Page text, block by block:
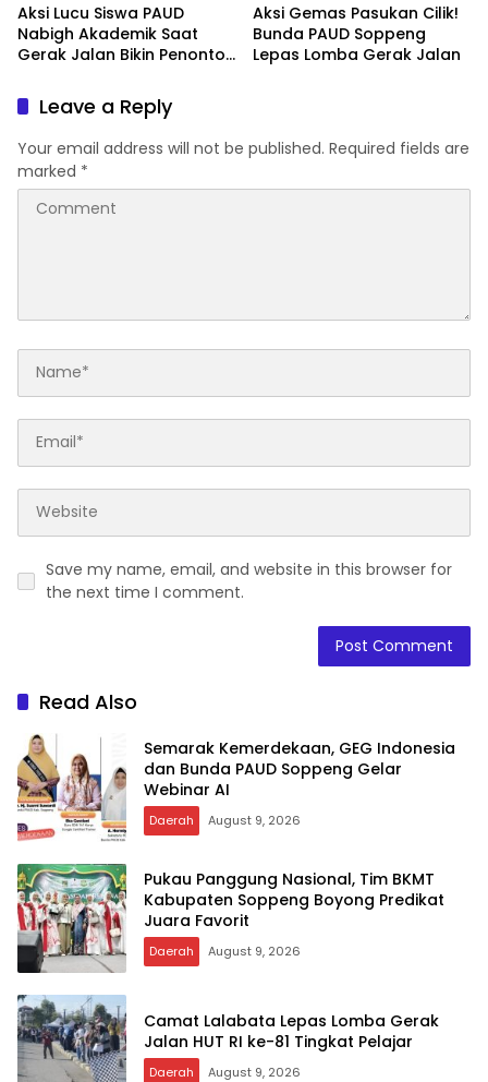
Aksi Lucu Siswa PAUD
Nabigh Akademik Saat
Gerak Jalan Bikin Penonton
Aksi Gemas Pasukan Cilik!
Bunda PAUD Soppeng
Lepas Lomba Gerak Jalan
Leave a Reply
Your email address will not be published. Required fields are
marked *
Save my name, email, and website in this browser for
the next time I comment.
Read Also
Semarak Kemerdekaan, GEG Indonesia
dan Bunda PAUD Soppeng Gelar
Webinar AI
Daerah August 9, 2026
Pukau Panggung Nasional, Tim BKMT
Kabupaten Soppeng Boyong Predikat
Juara Favorit
Daerah August 9, 2026
Camat Lalabata Lepas Lomba Gerak
Jalan HUT RI ke-81 Tingkat Pelajar
Daerah August 9, 2026